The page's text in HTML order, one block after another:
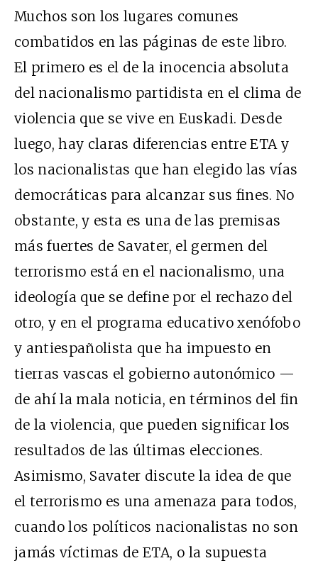
Muchos son los lugares comunes
combatidos en las páginas de este libro.
El primero es el de la inocencia absoluta
del nacionalismo partidista en el clima de
violencia que se vive en Euskadi. Desde
luego, hay claras diferencias entre ETA y
los nacionalistas que han elegido las vías
democráticas para alcanzar sus fines. No
obstante, y esta es una de las premisas
más fuertes de Savater, el germen del
terrorismo está en el nacionalismo, una
ideología que se define por el rechazo del
otro, y en el programa educativo xenófobo
y antiespañolista que ha impuesto en
tierras vascas el gobierno autonómico —
de ahí la mala noticia, en términos del fin
de la violencia, que pueden significar los
resultados de las últimas elecciones.
Asimismo, Savater discute la idea de que
el terrorismo es una amenaza para todos,
cuando los políticos nacionalistas no son
jamás víctimas de ETA, o la supuesta